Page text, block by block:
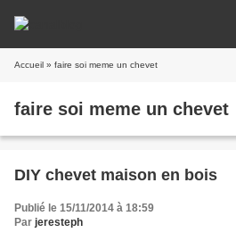
Accueil » faire soi meme un chevet
faire soi meme un chevet
DIY chevet maison en bois
Publié le 15/11/2014 à 18:59
Par jeresteph